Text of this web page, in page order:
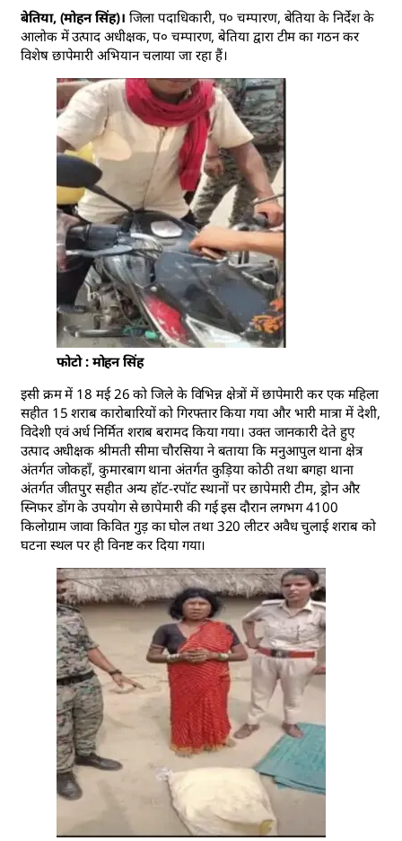
बेतिया, (मोहन सिंह)। जिला पदाधिकारी, प० चम्पारण, बेतिया के निर्देश के
आलोक में उत्पाद अधीक्षक, प० चम्पारण, बेतिया द्वारा टीम का गठन कर
विशेष छापेमारी अभियान चलाया जा रहा हैं।
फोटो : मोहन सिंह
इसी क्रम में 18 मई 26 को जिले के विभिन्न क्षेत्रों में छापेमारी कर एक महिला
सहीत 15 शराब कारोबारियों को गिरफ्तार किया गया और भारी मात्रा में देशी,
विदेशी एवं अर्ध निर्मित शराब बरामद किया गया। उक्त जानकारी देते हुए
उत्पाद अधीक्षक श्रीमती सीमा चौरसिया ने बताया कि मनुआपुल थाना क्षेत्र
अंतर्गत जोकहाँ, कुमारबाग थाना अंतर्गत कुड़िया कोठी तथा बगहा थाना
अंतर्गत जीतपुर सहीत अन्य हॉट-रपॉट स्थानों पर छापेमारी टीम, ड्रोन और
स्निफर डोंग के उपयोग से छापेमारी की गई इस दौरान लगभग 4100
किलोग्राम जावा किवित गुड़ का घोल तथा 320 लीटर अवैध चुलाई शराब को
घटना स्थल पर ही विनष्ट कर दिया गया।